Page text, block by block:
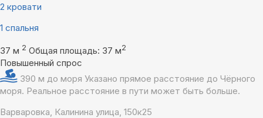
2 кровати
1 спальня
37 м 2 Общая площадь: 37 м2
Повышенный спрос
390 м до моря Указано прямое расстояние до Чёрного
моря. Реальное расстояние в пути может быть больше.
Варваровка, Калинина улица, 150к25